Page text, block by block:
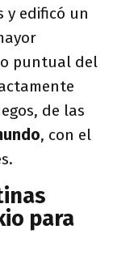
y edificó un
puntual del
de las
, con el
para